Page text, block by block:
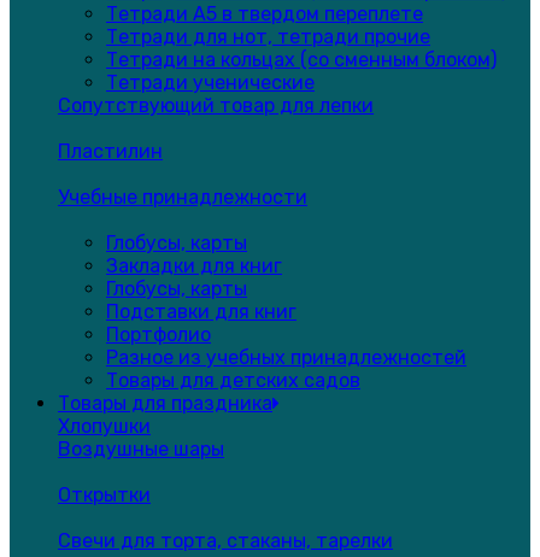
Тетради А5 в твердом переплете
Тетради для нот, тетради прочие
Тетради на кольцах (со сменным блоком)
Тетради ученические
Сопутствующий товар для лепки
Пластилин
Учебные принадлежности
Глобусы, карты
Закладки для книг
Глобусы, карты
Подставки для книг
Портфолио
Разное из учебных принадлежностей
Товары для детских садов
Товары для праздника
Хлопушки
Воздушные шары
Открытки
Свечи для торта, стаканы, тарелки